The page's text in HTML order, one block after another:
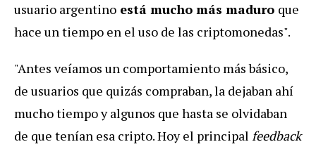
usuario argentino está mucho más maduro que
hace un tiempo en el uso de las criptomonedas".
"Antes veíamos un comportamiento más básico,
de usuarios que quizás compraban, la dejaban ahí
mucho tiempo y algunos que hasta se olvidaban
de que tenían esa cripto. Hoy el principal feedback